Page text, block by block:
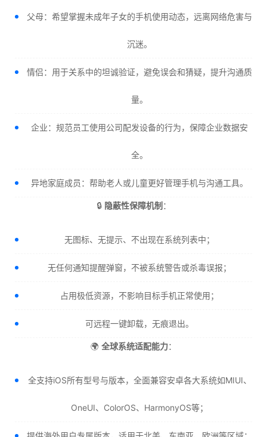
父母：希望掌握未成年子女的手机使用动态，远离网络危害与
沉迷。
情侣：用于关系中的坦诚验证，避免误会和猜疑，提升沟通质
量。
企业：规范员工使用公司配发设备的行为，保障企业数据安
全。
异地家庭成员：帮助老人或儿童更好管理手机与沟通工具。
🔒 隐蔽性保障机制 ：
无图标、无提示、不出现在系统列表中；
无任何通知提醒弹窗，不被系统警告或杀毒误报；
占用极低资源，不影响目标手机正常使用；
可远程一键卸载，无痕退出。
🌍 全球系统适配能力：
全支持iOS所有型号与版本，全面兼容安卓各大系统如MIUI、
OneUI、ColorOS、HarmonyOS等；